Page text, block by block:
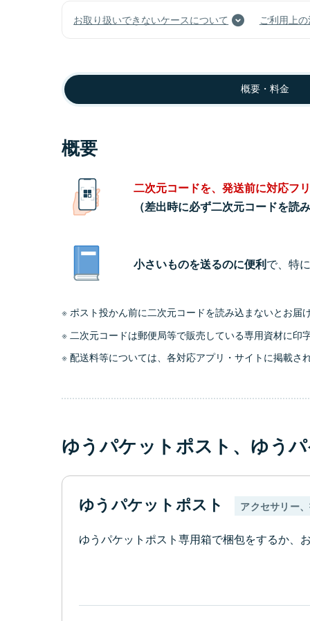
お取り扱いできないケースについて ご利用上
概要・料金
概要
二次元コードを、発送前に対応フ
（差出時に必ず二次元コードを読
小さいものを送るのに便利で、特
ポスト投かん前に二次元コードを読み込まないとお届
二次元コードは郵便局等で販売している専用資材に印
配送料等については、各対応アプリ・サイトに掲載さ
ゆうパケットポスト、ゆう
ゆうパケットポスト アクセサリー
ゆうパケットポスト専用箱で梱包をするか、